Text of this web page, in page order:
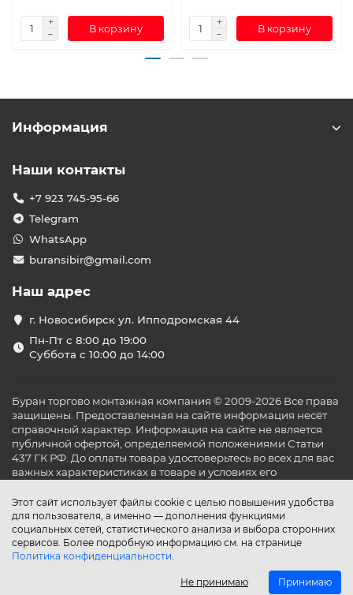
В корзину В корзину
Этот сайт использует файлы cookie с целью повышения удобства
для пользователя, а именно — дополнения функциями
социальных сетей, статистического анализа и выбора сторонних
сервисов. Более подробную информацию см. на странице
Политика конфиденциальности.
Не принимаю Принимаю
Информация
Наши контакты
+7 923 745-95-66
Telegram
WhatsApp
buransibir@gmail.com
Наш адрес
г. Новосибирск ул. Ипподромская 44
Пн-Пт с 8:00 до 19:00
Суббота с 10:00 до 14:00
Буран торгово монтажная компания © 2009-2026 Все права
защищены. Предоставленная на сайте информация несёт
справочный характер. Информация на сайте не является
публичной офертой, определяемой положениями Статьи
437 ГК РФ. До оплаты товара удостоверьтесь во всех для вас
важных характеристиках в товаре и условиях его